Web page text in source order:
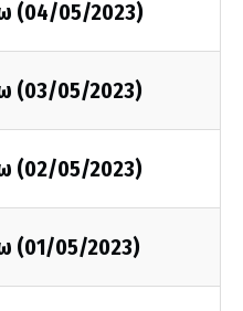
(04/05/2023)
(03/05/2023)
(02/05/2023)
(01/05/2023)